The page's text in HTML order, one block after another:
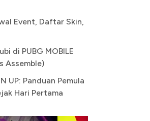
Event, Daftar Skin,
di PUBG MOBILE
Assemble)
UP: Panduan Pemula
Hari Pertama